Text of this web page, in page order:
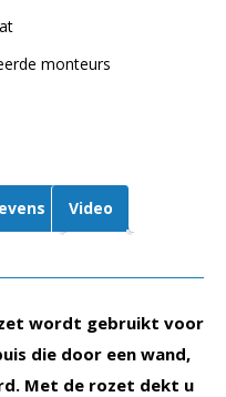
monteurs
Video
wordt gebruikt voor
die door een wand,
Met de rozet dekt u